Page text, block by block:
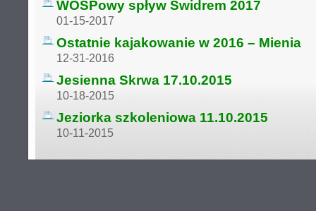
WOŚPowy spływ Świdrem 2017
01-15-2017
Ostatnie kajakowanie w 2016 – Mienia
12-31-2016
Jesienna Skrwa 17.10.2015
10-18-2015
Jeziorka szkoleniowa 11.10.2015
10-11-2015